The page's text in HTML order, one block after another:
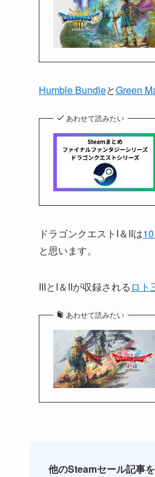
Humble BundleとGreen
あわせて読みたい
ドラゴンクエストI＆IIは
と思います。
IIIとI＆IIが収録される ロト
あわせて読みたい
他のSteamセール記事